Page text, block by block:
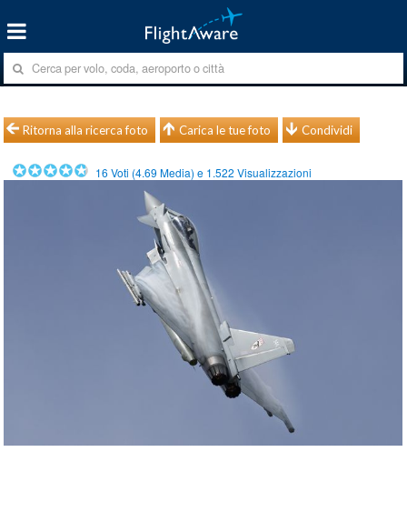
Ritorna alla ricerca foto Carica le tue foto Condividi
16 Voti (4.69 Media) e 1.522 Visualizzazioni